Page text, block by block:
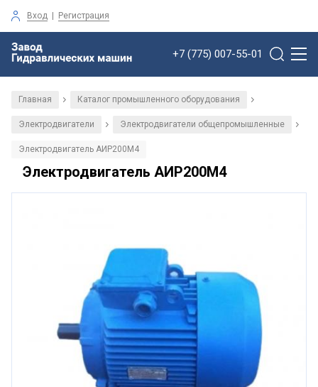
Вход | Регистрация
+7 (775) 007-55-01
Главная / Каталог промышленного оборудования /
Электродвигатели / Электродвигатели общепромышленные /
Электродвигатель АИР200М4
Электродвигатель АИР200М4